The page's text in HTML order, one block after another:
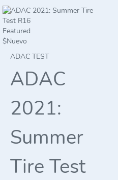
Featured
$Nuevo
ADAC TEST
ADAC
2021:
Summer
Tire Test